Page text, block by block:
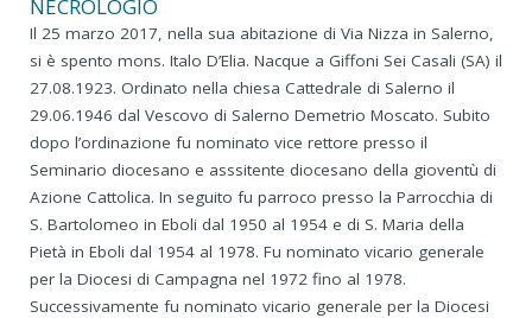
NECROLOGIO
Il 25 marzo 2017, nella sua abitazione di Via Nizza in Salerno,
si è spento mons. Italo D’Elia. Nacque a Giffoni Sei Casali (SA) il
27.08.1923. Ordinato nella chiesa Cattedrale di Salerno il
29.06.1946 dal Vescovo di Salerno Demetrio Moscato. Subito
dopo l’ordinazione fu nominato vice rettore presso il
Seminario diocesano e asssitente diocesano della gioventù di
Azione Cattolica. In seguito fu parroco presso la Parrocchia di
S. Bartolomeo in Eboli dal 1950 al 1954 e di S. Maria della
Pietà in Eboli dal 1954 al 1978. Fu nominato vicario generale
per la Diocesi di Campagna nel 1972 fino al 1978.
Successivamente fu nominato vicario generale per la Diocesi